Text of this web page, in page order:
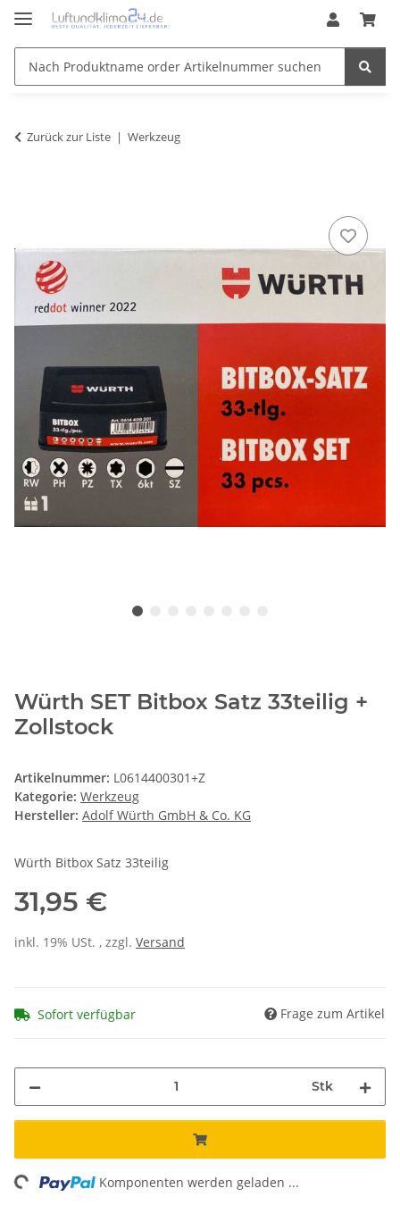
Zurück zur Liste Werkzeug
Würth SET Bitbox Satz 33teilig +
Zollstock
Artikelnummer: L0614400301+Z
Kategorie: Werkzeug
Hersteller: Adolf Würth GmbH & Co. KG
Würth Bitbox Satz 33teilig
31,95 €
inkl. 19% USt. , zzgl. Versand
Sofort verfügbar Frage zum Artikel
Stk
Komponenten werden geladen ...